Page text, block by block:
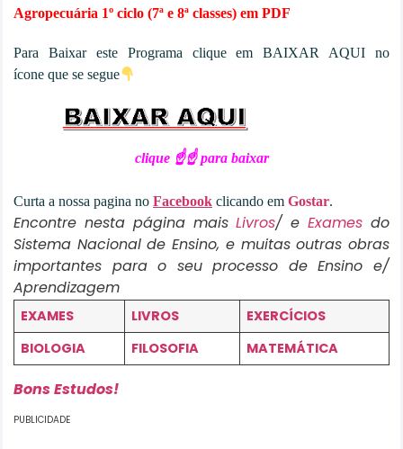
Agropecuária 1º ciclo (7ª e 8ª classes) em PDF
Para Baixar este Programa clique em BAIXAR AQUI no
ícone que se segue
clique ☝☝ para baixar
Curta a nossa pagina no Facebook clicando em Gostar.
Encontre nesta página maisLivros/ eExames do
Sistema Nacional de Ensino, e muitas outras obras
importantes para o seu processo de Ensino e/
Aprendizagem
EXAMES LIVROS
EXERCÍCIOS
BIOLOGIA
FILOSOFIA MATEMÁTICA
Bons Estudos!
PUBLICIDADE